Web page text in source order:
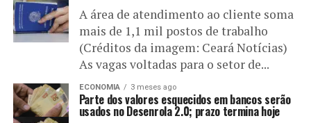
A área de atendimento ao cliente soma
mais de 1,1 mil postos de trabalho
(Créditos da imagem: Ceará Notícias)
As vagas voltadas para o setor de...
ECONOMIA 3 meses ago
Parte dos valores esquecidos em bancos serão
usados no Desenrola 2.0; prazo termina hoje